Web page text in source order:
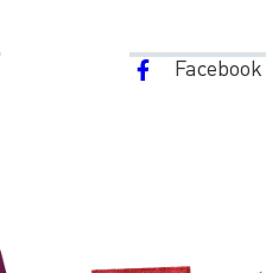
Facebook